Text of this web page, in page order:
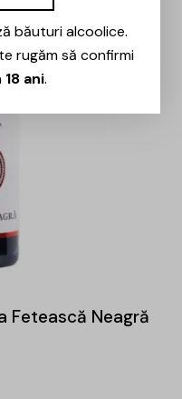
Fetească Neagră
băuturi alcoolice.
rugăm să confirmi
18 ani.